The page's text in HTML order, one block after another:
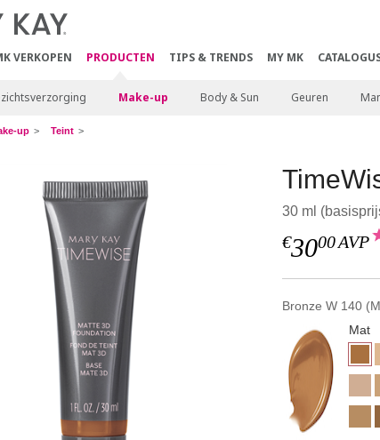
VERKOPEN PRODUCTEN TIPS & TRENDS MY MK
Make-up Body & Sun Geuren
up Teint
30 ml
€3000AVP
Bronze W 140
Mat